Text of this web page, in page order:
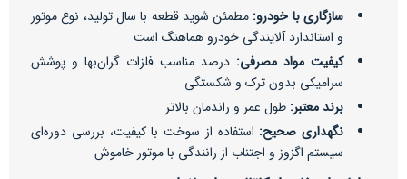
سازگاری با خودرو: مطمئن شوید قطعه با سال تولید، نوع موتور
و استاندارد آلایندگی خودرو هماهنگ است
کیفیت مواد مصرفی: درصد مناسب فلزات گران‌بها و پوشش
سرامیکی بدون ترک و شکستگی
برند معتبر: طول عمر و راندمان بالاتر
نگهداری صحیح: استفاده از سوخت با کیفیت، بررسی دوره‌ای
سیستم اگزوز و اجتناب از رانندگی با موتور خاموش